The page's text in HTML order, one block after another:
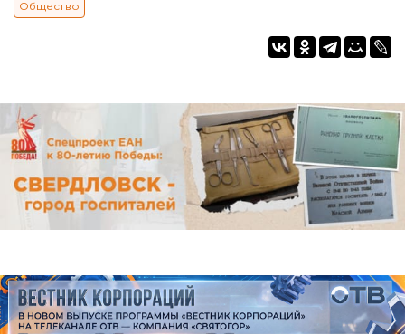
Общество